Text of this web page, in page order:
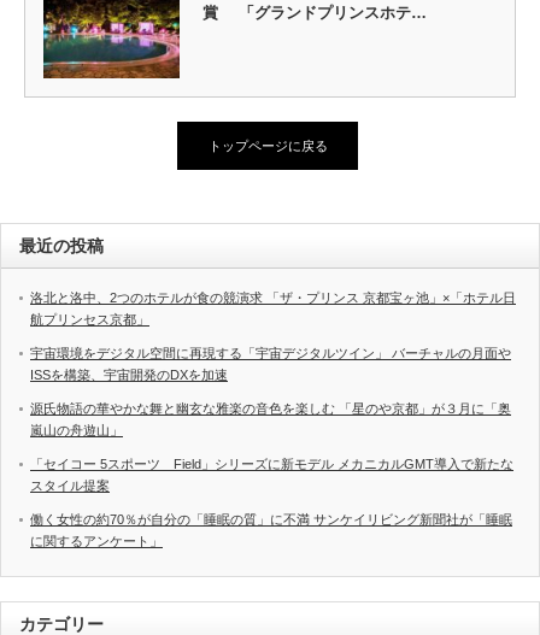
賞 「グランドプリンスホテ…
トップページに戻る
最近の投稿
洛北と洛中、2つのホテルが食の競演求 「ザ・プリンス 京都宝ヶ池」×「ホテル日
航プリンセス京都」
宇宙環境をデジタル空間に再現する「宇宙デジタルツイン」 バーチャルの月面や
ISSを構築、宇宙開発のDXを加速
源氏物語の華やかな舞と幽玄な雅楽の音色を楽しむ 「星のや京都」が３月に「奥
嵐山の舟遊山」
「セイコー 5スポーツ Field」シリーズに新モデル メカニカルGMT導入で新たな
スタイル提案
働く女性の約70％が自分の「睡眠の質」に不満 サンケイリビング新聞社が「睡眠
に関するアンケート」
カテゴリー